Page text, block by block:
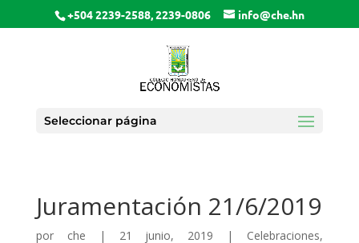
+504 2239-2588, 2239-0806 info@che.hn
Seleccionar página
Juramentación 21/6/2019
por che | 21 junio, 2019 | Celebraciones,